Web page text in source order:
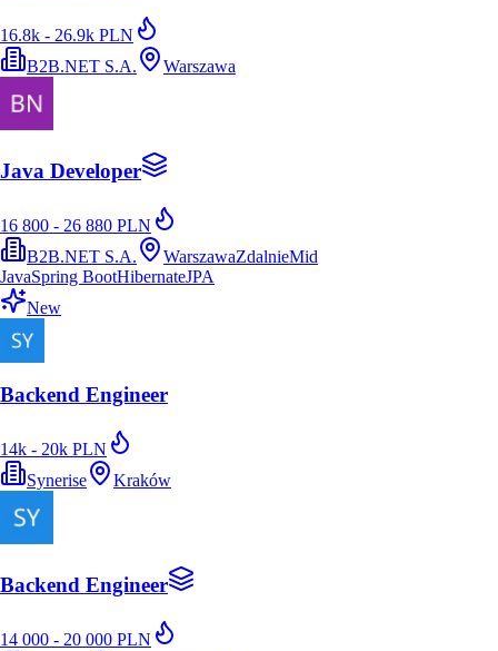
16.8k - 26.9k PLN
B2B.NET S.A.
Warszawa
Java Developer
16 800 - 26 880 PLN
B2B.NET S.A.
WarszawaZdalnieMid
JavaSpring BootHibernateJPA
New
Backend Engineer
14k - 20k PLN
Synerise
Kraków
Backend Engineer
14 000 - 20 000 PLN